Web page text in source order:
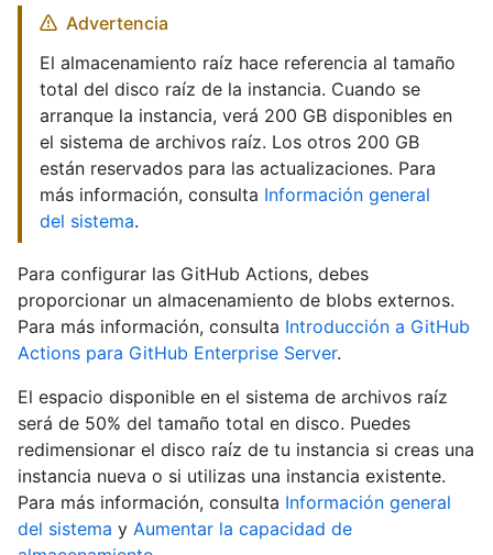
Advertencia
El almacenamiento raíz hace referencia al tamaño
total del disco raíz de la instancia. Cuando se
arranque la instancia, verá 200 GB disponibles en
el sistema de archivos raíz. Los otros 200 GB
están reservados para las actualizaciones. Para
más información, consulta Información general
del sistema.
Para configurar las GitHub Actions, debes
proporcionar un almacenamiento de blobs externos.
Para más información, consulta Introducción a GitHub
Actions para GitHub Enterprise Server.
El espacio disponible en el sistema de archivos raíz
será de 50% del tamaño total en disco. Puedes
redimensionar el disco raíz de tu instancia si creas una
instancia nueva o si utilizas una instancia existente.
Para más información, consulta Información general
del sistema y Aumentar la capacidad de